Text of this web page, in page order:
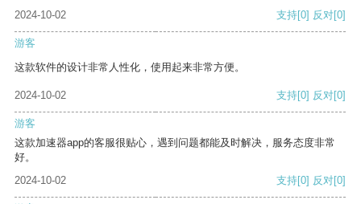
2024-10-02 支持[0] 反对[0]
游客
这款软件的设计非常人性化，使用起来非常方便。
2024-10-02 支持[0] 反对[0]
游客
这款加速器app的客服很贴心，遇到问题都能及时解决，服务态度非常
好。
2024-10-02
支持[0] 反对[0]